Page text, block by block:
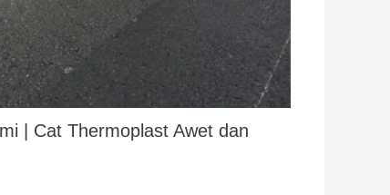
| Cat Thermoplast Awet dan